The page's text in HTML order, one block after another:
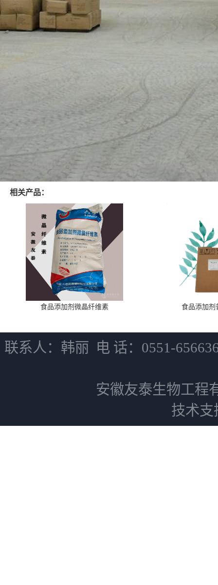
相关产品：
食品添加剂微晶纤维素 食品添加剂
联系人：韩丽 电 话：0551-
安徽友泰生物工程
技术